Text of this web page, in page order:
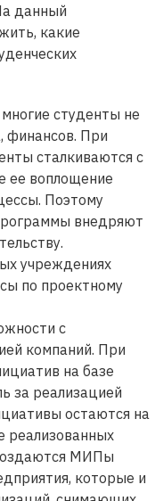
данный
какие
многие студенты не
финансов. При
сталкиваются с
ее воплощение
Поэтому
внедряют
учреждениях
по проектному
с
компаний. При
на базе
за реализацией
остаются на
реализованных
МИПы
которые и